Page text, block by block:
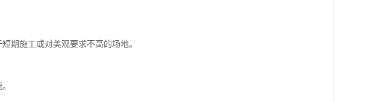
期施工或对美观要求不高的场地。